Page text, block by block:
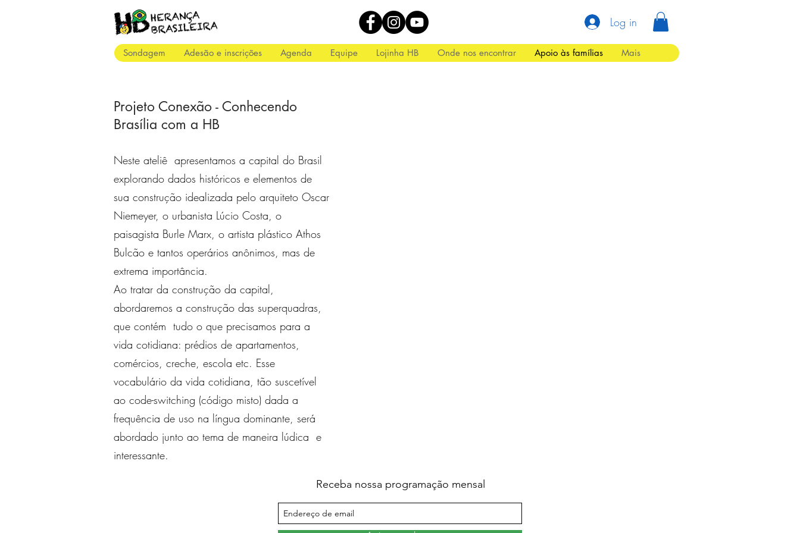
Log in
Sondagem Adesão e inscrições Agenda Equipe Lojinha HB Onde nos encontrar Apoio às famílias Mais
Projeto Conexão - Conhecendo
Brasília com a HB
Neste ateliê apresentamos a capital do Brasil
explorando dados históricos e elementos de
sua construção idealizada pelo arquiteto Oscar
Niemeyer, o urbanista Lúcio Costa, o
paisagista Burle Marx, o artista plástico Athos
Bulcão e tantos operários anônimos, mas de
extrema importância.
Ao tratar da construção da capital,
abordaremos a construção das superquadras,
que contém tudo o que precisamos para a
vida cotidiana: prédios de apartamentos,
comércios, creche, escola etc. Esse
vocabulário da vida cotidiana, tão suscetível
ao code-switching (código misto) dada a
frequência de uso na língua dominante, será
abordado junto ao tema de maneira lúdica e
interessante.
Receba nossa programação mensal